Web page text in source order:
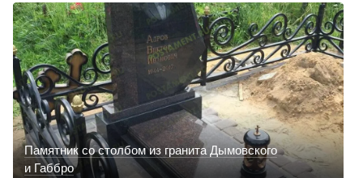
Памятник со столбом из гранита Дымовского
и Габбро